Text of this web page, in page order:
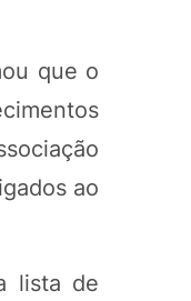
que o
ao
lista de